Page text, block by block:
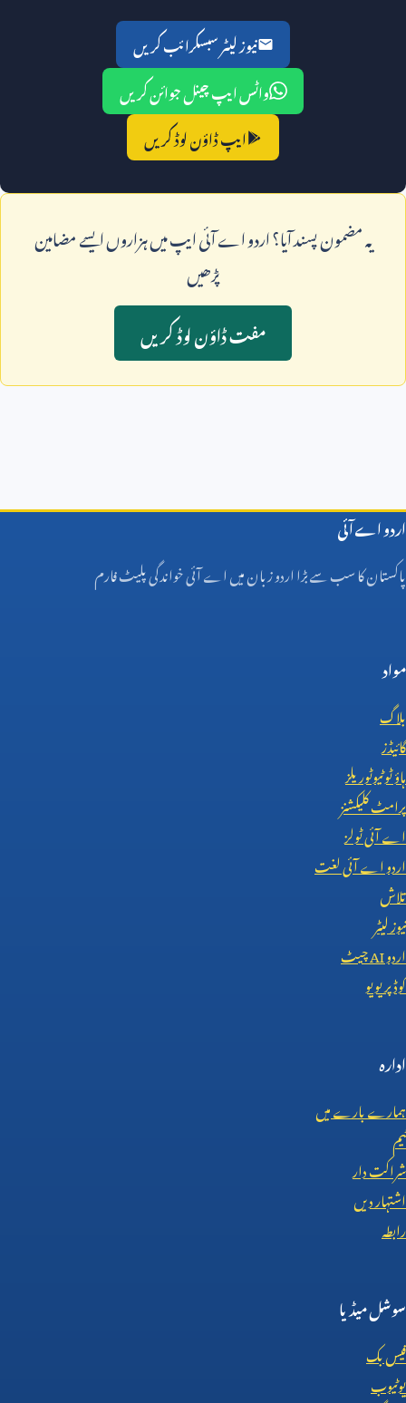
نیوز لیٹر سبسکرائب کریں
واٹس ایپ چینل جوائن کریں
ایپ ڈاؤن لوڈ کریں
يہ مضمون پسند آيا؟ اردو اے آئی ايپ ميں ہزاروں ايسے مضامين
پڑھيں
مفت ڈاؤن لوڈ کريں
اردو اے آئی
پاکستان کا سب سے بڑا اردو زبان میں اے آئی خواندگی پلیٹ فارم
مواد
بلاگ
گائیڈز
ہاؤ ٹو ٹیوٹوریلز
پرامٹ کلیکشنز
اے آئی ٹولز
اردو اے آئی لغت
تلاش
نیوز لیٹر
اردوAIچیٹ
کوڈ پریویو
ادارہ
ہمارے بارے میں
ٹیم
شراکت دار
اشتہار دیں
رابطہ
سوشل میڈیا
فیس بک
یوٹیوب